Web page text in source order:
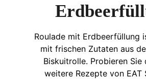
Roulade mit Erdbeerfüllung
mit frischen Zutaten aus
Biskuitrolle. Probieren Sie
weitere Rezepte von EAT